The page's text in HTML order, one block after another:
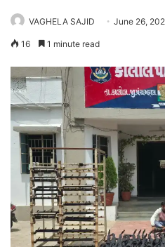
VAGHELA SAJID June 26,
16 1 minute read